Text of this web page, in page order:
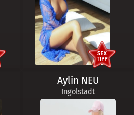
Aylin NEU
Ingolstadt